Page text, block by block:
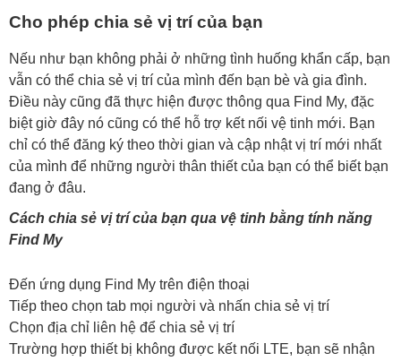
Cho phép chia sẻ vị trí của bạn
Nếu như bạn không phải ở những tình huống khẩn cấp, bạn
vẫn có thể chia sẻ vị trí của mình đến bạn bè và gia đình.
Điều này cũng đã thực hiện được thông qua Find My, đặc
biệt giờ đây nó cũng có thể hỗ trợ kết nối vệ tinh mới. Bạn
chỉ có thể đăng ký theo thời gian và cập nhật vị trí mới nhất
của mình để những người thân thiết của bạn có thể biết bạn
đang ở đâu.
Cách chia sẻ vị trí của bạn qua vệ tinh bằng tính năng
Find My
Đến ứng dụng Find My trên điện thoại
Tiếp theo chọn tab mọi người và nhấn chia sẻ vị trí
Chọn địa chỉ liên hệ để chia sẻ vị trí
Trường hợp thiết bị không được kết nối LTE, bạn sẽ nhận